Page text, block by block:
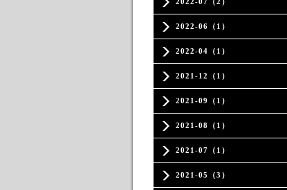
2022-06（1）
2022-04（1）
2021-12（1）
2021-09（1）
2021-08（1）
2021-07（1）
2021-05（3）